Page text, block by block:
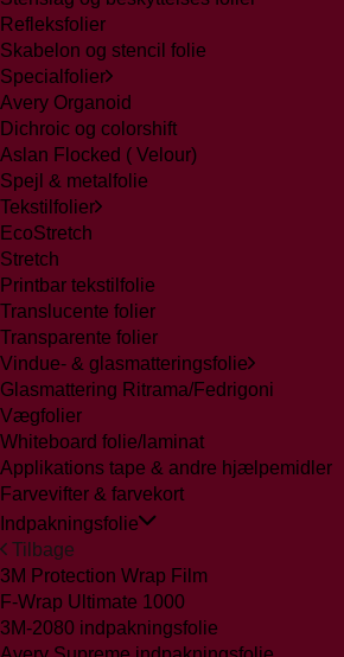
Refleksfolier
Skabelon og stencil folie
Specialfolier
Avery Organoid
Dichroic og colorshift
Aslan Flocked ( Velour)
Spejl & metalfolie
Tekstilfolier
EcoStretch
Stretch
Printbar tekstilfolie
Translucente folier
Transparente folier
Vindue- & glasmatteringsfolie
Glasmattering Ritrama/Fedrigoni
Vægfolier
Whiteboard folie/laminat
Applikations tape & andre hjælpemidler
Farvevifter & farvekort
Indpakningsfolie
Tilbage
3M Protection Wrap Film
F-Wrap Ultimate 1000
3M-2080 indpakningsfolie